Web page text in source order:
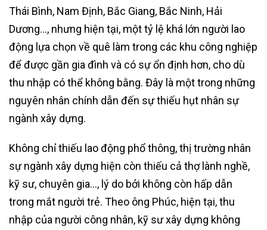
Thái Bình, Nam Định, Bắc Giang, Bắc Ninh, Hải
Dương…, nhưng hiện tại, một tỷ lệ khá lớn người lao
động lựa chọn về quê làm trong các khu công nghiệp
để được gần gia đình và có sự ổn định hơn, cho dù
thu nhập có thể không bằng. Đây là một trong những
nguyên nhân chính dẫn đến sự thiếu hụt nhân sự
ngành xây dựng.
Không chỉ thiếu lao động phổ thông, thị trường nhân
sự ngành xây dựng hiện còn thiếu cả thợ lành nghề,
kỹ sư, chuyên gia…, lý do bởi không còn hấp dẫn
trong mắt người trẻ. Theo ông Phúc, hiện tại, thu
nhập của người công nhân, kỹ sư xây dựng không